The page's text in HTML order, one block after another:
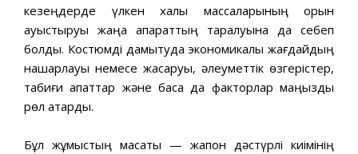
кезеңдерде үлкен халық массаларының орын
ауыстыруы жаңа ақпараттың таралуына да себеп
болды. Костюмді дамытуда экономикалық жағдайдың
нашарлауы немесе жақсаруы, әлеуметтік өзгерістер,
табиғи апаттар және басқа да факторлар маңызды
рөл атқарды.
Бұл жұмыстың мақсаты — жапон дәстүрлі киімінің